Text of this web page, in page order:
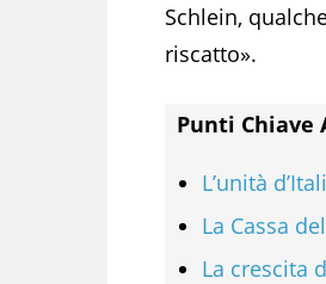
Schlein,
riscatto».
Punti Chiave
L’unità
La Cassa
La crescita